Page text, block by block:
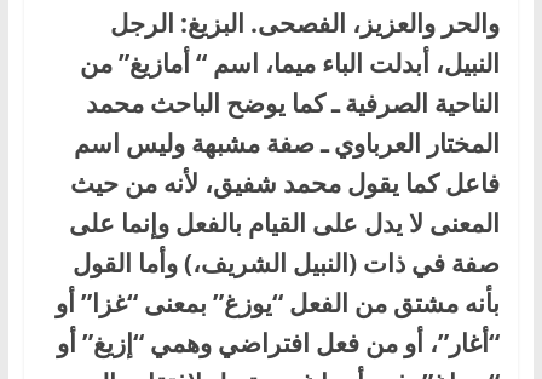
والحر والعزيز، الفصحى. البزيغ: الرجل
النبيل، أبدلت الباء ميما، اسم “ أمازيغ” من
الناحية الصرفية ـ كما يوضح الباحث محمد
المختار العرباوي ـ صفة مشبهة وليس اسم
فاعل كما يقول محمد شفيق، لأنه من حيث
المعنى لا يدل على القيام بالفعل وإنما على
صفة في ذات (النبيل الشريف،) وأما القول
بأنه مشتق من الفعل “يوزغ” بمعنى “غزا” أو
“أغار”، أو من فعل افتراضي وهمي “إزيغ” أو